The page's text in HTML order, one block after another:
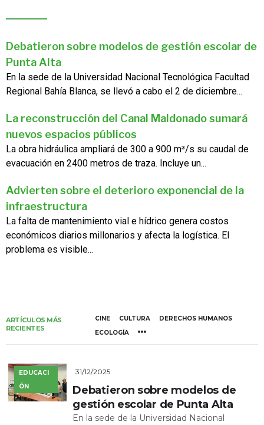
Debatieron sobre modelos de gestión escolar de
Punta Alta
En la sede de la Universidad Nacional Tecnológica Facultad
Regional Bahía Blanca, se llevó a cabo el 2 de diciembre...
La reconstrucción del Canal Maldonado sumará
nuevos espacios públicos
La obra hidráulica ampliará de 300 a 900 m³/s su caudal de
evacuación en 2400 metros de traza. Incluye un...
Advierten sobre el deterioro exponencial de la
infraestructura
La falta de mantenimiento vial e hídrico genera costos
económicos diarios millonarios y afecta la logística. El
problema es visible...
ARTÍCULOS MÁS
RECIENTES
CINE CULTURA
DERECHOS HUMANOS
ECOLOGÍA
EDUCACI
ÓN
31/12/2025
Debatieron sobre modelos de
gestión escolar de Punta Alta
En la sede de la Universidad Nacional